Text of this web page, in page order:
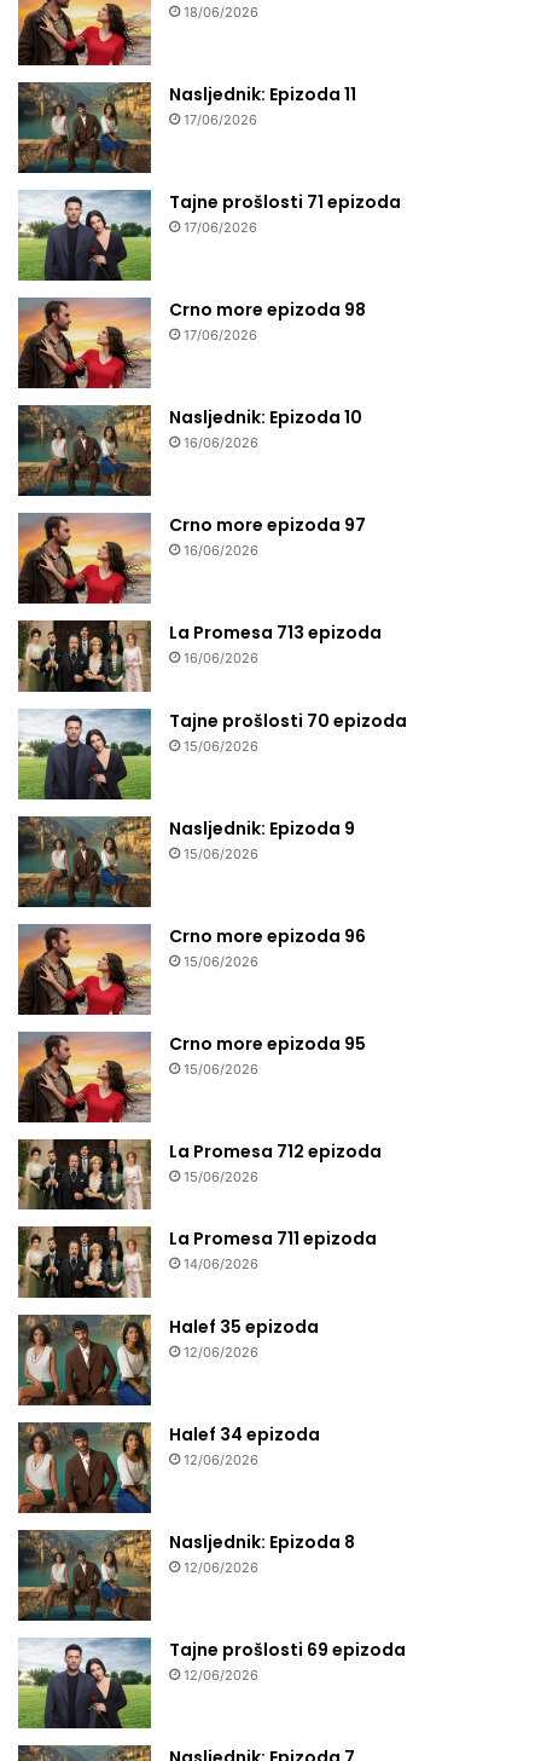
18/06/2026
Nasljednik: Epizoda 11
17/06/2026
Tajne prošlosti 71 epizoda
17/06/2026
Crno more epizoda 98
17/06/2026
Nasljednik: Epizoda 10
16/06/2026
Crno more epizoda 97
16/06/2026
La Promesa 713 epizoda
16/06/2026
Tajne prošlosti 70 epizoda
15/06/2026
Nasljednik: Epizoda 9
15/06/2026
Crno more epizoda 96
15/06/2026
Crno more epizoda 95
15/06/2026
La Promesa 712 epizoda
15/06/2026
La Promesa 711 epizoda
14/06/2026
Halef 35 epizoda
12/06/2026
Halef 34 epizoda
12/06/2026
Nasljednik: Epizoda 8
12/06/2026
Tajne prošlosti 69 epizoda
12/06/2026